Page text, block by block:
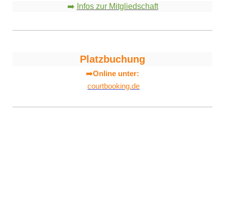
➡️ Infos zur Mitgliedschaft
Platzbuchung
➡️Online unter:
courtbooking.de